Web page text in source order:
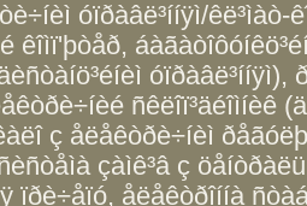
óïðàâë³ííÿì/êë³ìàò-
êîìï'þòåð,
óïðàâë³ííÿì),
ñêëîï³äéîìíèê
ç åëåêòðè÷íèì
çàìê³â ç
ïðè÷åïó, åëåêòðîííà